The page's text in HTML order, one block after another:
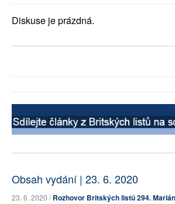
Diskuse je prázdná.
Obsah vydání | 23. 6. 2020
23. 6. 2020 /Rozhovor Britských listů 294.